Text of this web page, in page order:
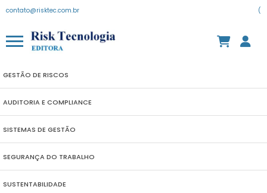
contato@risktec.com.br (
GESTÃO DE RISCOS
AUDITORIA E COMPLIANCE
SISTEMAS DE GESTÃO
SEGURANÇA DO TRABALHO
SUSTENTABILIDADE